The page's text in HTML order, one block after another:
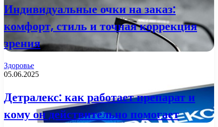
Индивидуальные очки на заказ:
комфорт, стиль и точная коррекция
зрения
Здоровье
05.06.2025
Детралекс: как работает препарат и
кому он действительно помогает